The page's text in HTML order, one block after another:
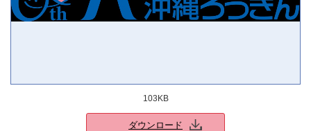
103KB
ダウンロード